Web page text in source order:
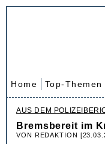
Home Top-Themen
AUS DEM
Bremsbereit im
VON REDAKTION